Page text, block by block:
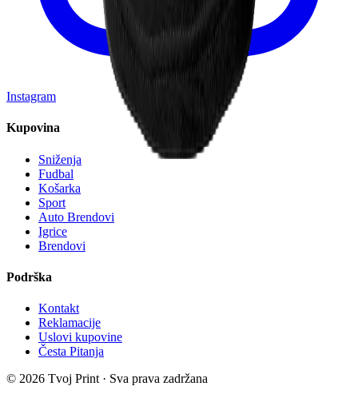
Instagram
Kupovina
Sniženja
Fudbal
Košarka
Sport
Auto Brendovi
Igrice
Brendovi
Podrška
Kontakt
Reklamacije
Uslovi kupovine
Česta Pitanja
© 2026 Tvoj Print · Sva prava zadržana